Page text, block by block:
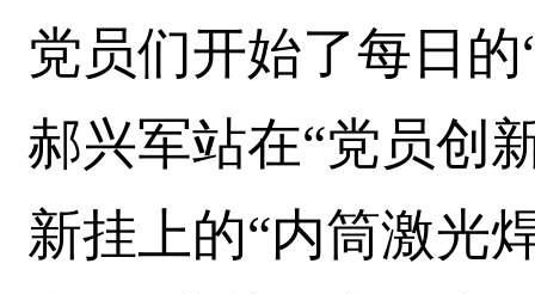
党员们开始了每日
郝兴军站在“党员创
新挂上的“内筒激光